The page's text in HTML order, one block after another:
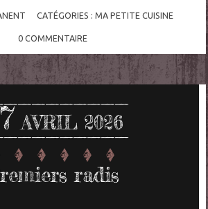
CATÉGORIES : MA PETITE CUISINE
0 COMMENTAIRE
AVRIL 2026
radis